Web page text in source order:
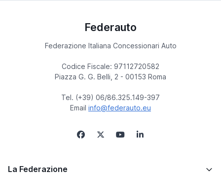
Federauto
Federazione Italiana Concessionari Auto
Codice Fiscale: 97112720582
Piazza G. G. Belli, 2 - 00153 Roma
Tel. (+39) 06/86.325.149-397
Email info@federauto.eu
La Federazione